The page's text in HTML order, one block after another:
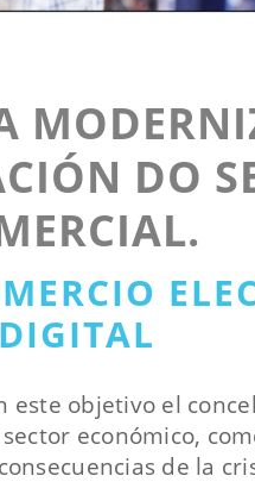
DO
DIGITAL
objetivo el
económico,
de la